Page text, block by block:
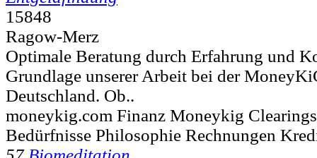
15848
Ragow-Merz
Optimale Beratung durch Erfahrung und
Grundlage unserer Arbeit bei der
Deutschland. Ob..
moneykig.com Finanz Moneykig
Bedürfnisse Philosophie Rechnungen